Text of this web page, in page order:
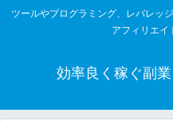
ツールやプログラミング、レバレッ
アフィリエイ
効率良く稼ぐ副